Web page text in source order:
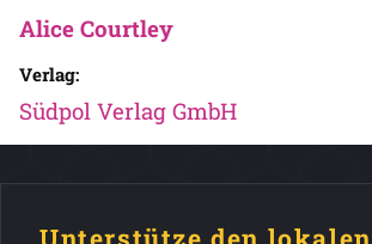
Alice Courtley
Verlag:
Südpol Verlag GmbH